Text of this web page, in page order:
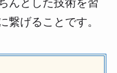
んとした技術を習
繋げることです。